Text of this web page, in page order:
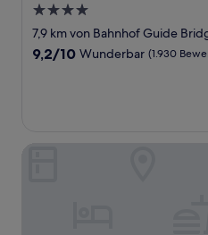
4.0-
Sterne-
Unterkunft
7,9 km von Bahnhof Guide
9.2
9,2/10 Wunderbar (1.930